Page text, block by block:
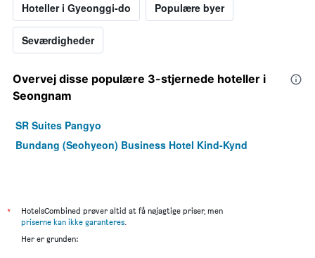
Hoteller i Gyeonggi-do Populære byer
Seværdigheder
Overvej disse populære 3-stjernede hoteller i
Seongnam
SR Suites Pangyo
Bundang (Seohyeon) Business Hotel Kind-Kynd
*
HotelsCombined prøver altid at få nøjagtige priser, men
priserne kan ikke garanteres.
Her er grunden: